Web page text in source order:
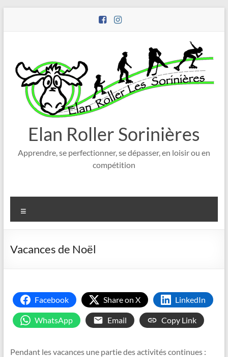
Elan Roller Sorinières
Apprendre, se perfectionner, se dépasser, en loisir ou en
compétition
Vacances de Noël
Facebook Share on X LinkedIn
WhatsApp Email Copy Link
Pendant les vacances une partie des activités continues :